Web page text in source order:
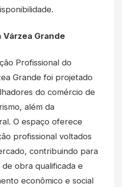
Várzea Grande
Profissional do
Grande foi projetado
do comércio de
além da
O espaço oferece
profissional voltados
contribuindo para
obra qualificada e
econômico e social